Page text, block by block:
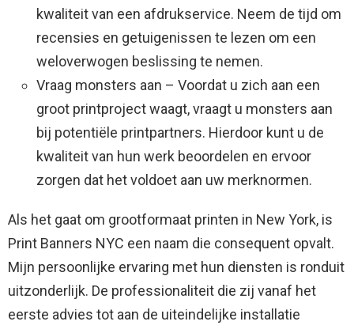
kwaliteit van een afdrukservice. Neem de tijd om
recensies en getuigenissen te lezen om een ​​
weloverwogen beslissing te nemen.
Vraag monsters aan – Voordat u zich aan een
groot printproject waagt, vraagt ​​u monsters aan
bij potentiële printpartners. Hierdoor kunt u de
kwaliteit van hun werk beoordelen en ervoor
zorgen dat het voldoet aan uw merknormen.
Als het gaat om grootformaat printen in New York, is
Print Banners NYC een naam die consequent opvalt.
Mijn persoonlijke ervaring met hun diensten is ronduit
uitzonderlijk. De professionaliteit die zij vanaf het
eerste advies tot aan de uiteindelijke installatie